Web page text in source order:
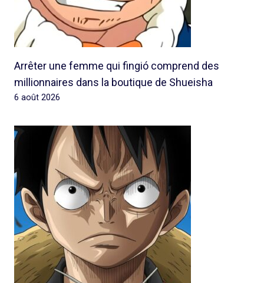
Arrêter une femme qui fingió comprend des
millionnaires dans la boutique de Shueisha
6 août 2026